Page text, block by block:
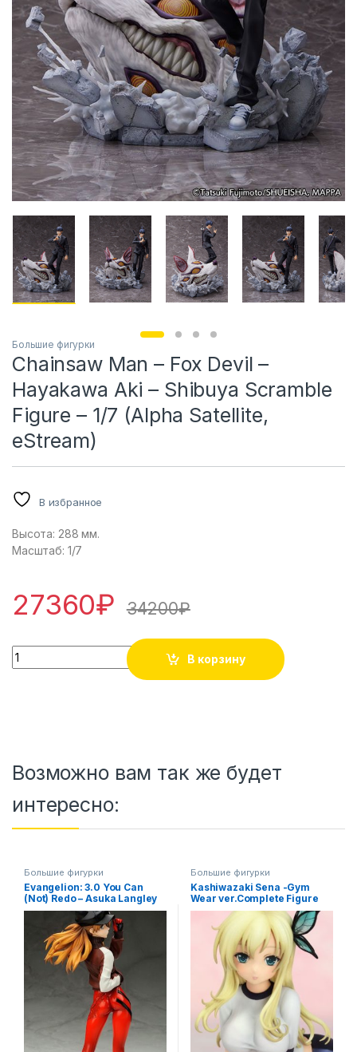
Большие фигурки
Chainsaw Man – Fox Devil –
Hayakawa Aki – Shibuya Scramble
Figure – 1/7 (Alpha Satellite,
eStream)
В избранное
Высота: 288 мм.
Масштаб: 1/7
27360₽ 34200₽
Chainsaw Man - Fox Devil - Hayakawa Aki - Shibuya
В корзину
Возможно вам так же будет
интересно:
Большие фигурки
Evangelion: 3.0 You Can
(Not) Redo – Asuka Langley
Shikinami Jersey Ver. 1/7 /
Евангелион аниме фигурка
Большие фигурки
Kashiwazaki Sena -Gym
Wear ver.Complete Figure
Boku wa Tomodachi ga
Sukunai / У меня мало
друзей аниме фигурка